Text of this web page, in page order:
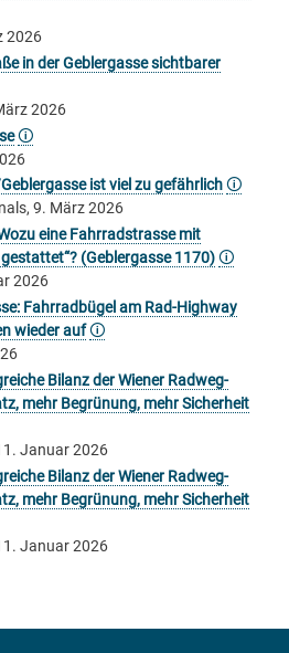
2026
in der Geblergasse sichtbarer
2026
🛈
ist viel zu gefährlich🛈
9. März 2026
eine Fahrradstrasse mit
(Geblergasse 1170)🛈
2026
Fahrradbügel am Rad-Highway
wieder auf🛈
Bilanz der Wiener Radweg-
mehr Begrünung, mehr Sicherheit
Januar 2026
Bilanz der Wiener Radweg-
mehr Begrünung, mehr Sicherheit
Januar 2026